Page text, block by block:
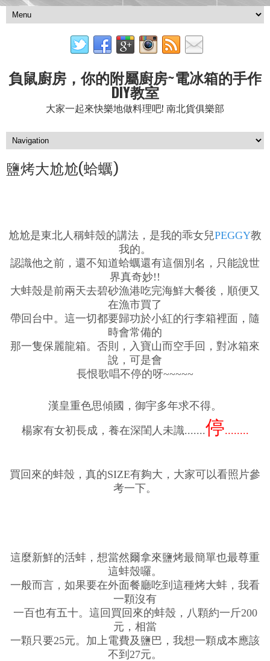
負鼠廚房，你的附屬廚房~電冰箱的手作
DIY教室
大家一起來快樂地做料理吧! 南北貨俱樂部
鹽烤大尬尬(蛤蠣)
尬尬是東北人稱蚌殼的講法，是我的乖女兒PEGGY教
我的。
認識他之前，還不知道蛤蠣還有這個別名，只能說世
界真奇妙!!
大蚌殼是前兩天去碧砂漁港吃完海鮮大餐後，順便又
在漁市買了
帶回台中。這一切都要歸功於小紅的行李箱裡面，隨
時會常備的
那一隻保麗龍箱。否則，入寶山而空手回，對冰箱來
說，可是會
長恨歌唱不停的呀~~~~~
漢皇重色思傾國，御宇多年求不得。
楊家有女初長成，養在深閨人未識.......停........
買回來的蚌殼，真的SIZE有夠大，大家可以看照片參
考一下。
這麼新鮮的活蚌，想當然爾拿來鹽烤最簡單也最尊重
這蚌殼囉。
一般而言，如果要在外面餐廳吃到這種烤大蚌，我看
一顆沒有
一百也有五十。這回買回來的蚌殼，八顆約一斤200
元，相當
一顆只要25元。加上電費及鹽巴，我想一顆成本應該
不到27元。